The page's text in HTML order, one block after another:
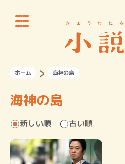
ホーム 海神の島
海神の島
新しい順 古い順